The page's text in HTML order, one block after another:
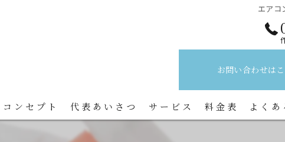
エアコ
お問い合わせは
コンセプト 代表あいさつ サービス 料金表 よくあ